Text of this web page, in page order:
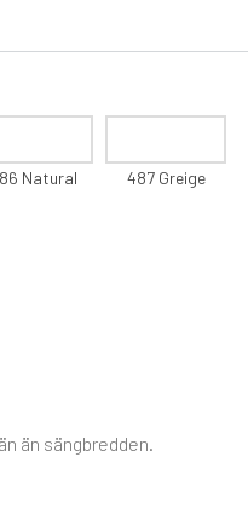
Natural 487 Greige
än sängbredden.